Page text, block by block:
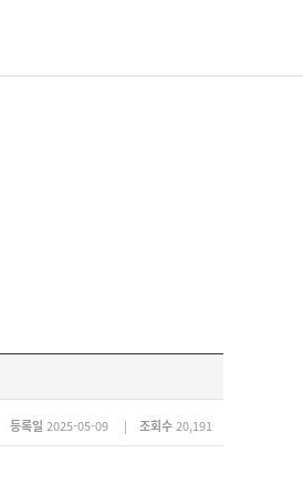
등록일 2025-05-09 | 조회수20,191